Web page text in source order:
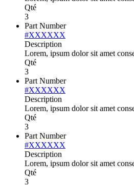
Qté
3
Part Number
#XXXXXX
Description
Lorem, ipsum dolor sit amet
Qté
3
Part Number
#XXXXXX
Description
Lorem, ipsum dolor sit amet
Qté
3
Part Number
#XXXXXX
Description
Lorem, ipsum dolor sit amet
Qté
3